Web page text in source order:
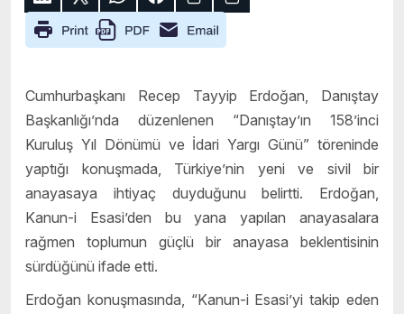
Cumhurbaşkanı Recep Tayyip Erdoğan, Danıştay
Başkanlığı’nda düzenlenen “Danıştay’ın 158’inci
Kuruluş Yıl Dönümü ve İdari Yargı Günü” töreninde
yaptığı konuşmada, Türkiye’nin yeni ve sivil bir
anayasaya ihtiyaç duyduğunu belirtti. Erdoğan,
Kanun-i Esasi’den bu yana yapılan anayasalara
rağmen toplumun güçlü bir anayasa beklentisinin
sürdüğünü ifade etti.
Erdoğan konuşmasında, “Kanun-i Esasi’yi takip eden